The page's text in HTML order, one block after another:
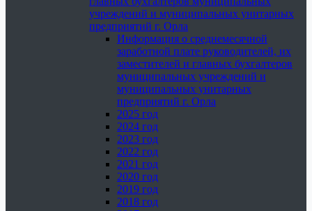
учреждений и муниципальных унитарных
предприятий г. Орла
Информация о среднемесячной
заработной плате руководителей, их
заместителей и главных бухгалтеров
муниципальных учреждений и
муниципальных унитарных
предприятий г. Орла
2025 год
2024 год
2023 год
2022 год
2021 год
2020 год
2019 год
2018 год